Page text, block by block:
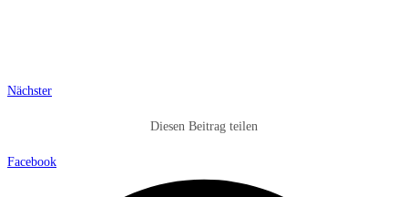
Nächster
Diesen Beitrag teilen
Facebook